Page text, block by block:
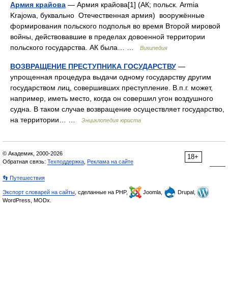
Армия крайова — Армия крайова[1] (АК; польск. Armia
Krajowa, буквально Отечественная армия) вооружённые
формирования польского подполья во время Второй мировой
войны, действовавшие в пределах довоенной территории
польского государства. АК была… …
Википедия
ВОЗВРАЩЕНИЕ ПРЕСТУПНИКА ГОСУДАРСТВУ —
упрощенная процедура выдачи одному государству другим
государством лиц, совершивших преступление. В.п.г. может,
например, иметь место, когда он совершил угон воздушного
судна. В таком случае возвращение осуществляет государство,
на территории… …
Энциклопедия юриста
18+
© Академик, 2000-2026
Обратная связь: Техподдержка Реклама на сайте
👣 Путешествия
Экспорт словарей на сайты , сделанные на PHP, Joomla,
Drupal,
WordPress, MODx.